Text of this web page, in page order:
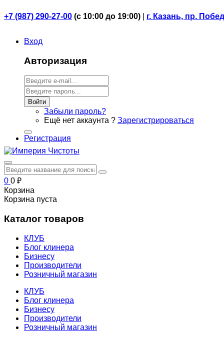
+7 (987) 290-27-00 (с 10:00 до 19:00) г. Казань, пр.
Вход
Авторизация
Войти
Забыли пароль?
Ещё нет аккаунта ? Зарегистрироваться
Регистрация
0 0 ₽
Корзина
Корзина пуста
Каталог товаров
КЛУБ
Блог клинера
Бизнесу
Производители
Розничный магазин
КЛУБ
Блог клинера
Бизнесу
Производители
Розничный магазин